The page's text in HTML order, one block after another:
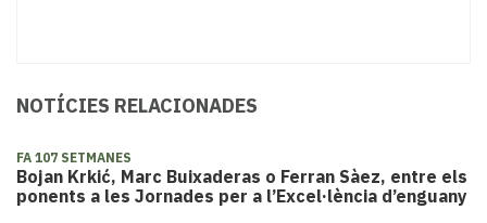
NOTÍCIES RELACIONADES
FA 107 SETMANES
Bojan Krkić, Marc Buixaderas o Ferran Sàez, entre els
ponents a les Jornades per a l’Excel·lència d’enguany